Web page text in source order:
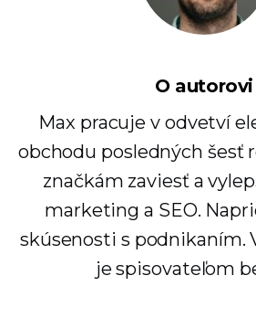
O autorovi
Max pracuje v odvetví
obchodu posledných šesť
značkám zaviesť a
marketing a SEO.
skúsenosti s podnikaním.
je spisovateľom